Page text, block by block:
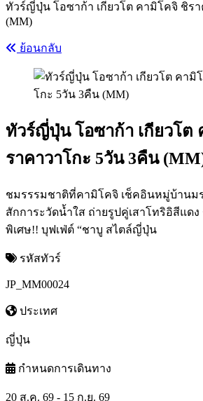
ทัวร์ญี่ปุ่น โอซาก้า เกียวโต คามิโคจิ ชิร
(MM)
ย้อนกลับ
ทัวร์ญี่ปุ่น โอซาก้า เกียวโต
ราคาวาโกะ 5วัน 3คืน
ชมรรรมชาติที่คามิโคจิ เช็คอินหมู่บ้านม
สักการะวัดน้ำใส ถ่ายรูปคู่เสาโทริอิสีแด
พิเศษ!! บุฟเฟ่ต์ “ชาบู สไตล์ญี่ปุ่น
รหัสทัวร์
JP_MM00024
ประเทศ
ญี่ปุ่น
กำหนดการเดินทาง
20 ส.ค. 69 - 15 ก.ย. 69